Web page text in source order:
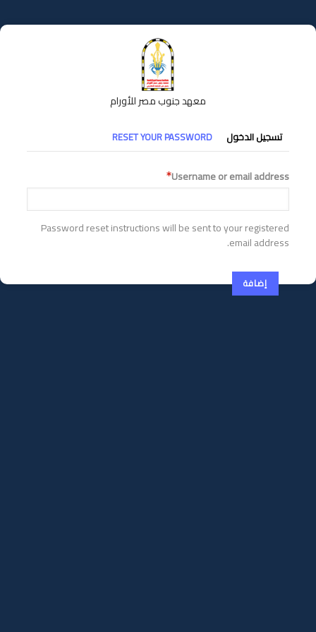
إلى
المحتوى
معهد جنوب مصر للأورام
التبويبات
الأساسية
تسجيل الدخول RESET YOUR PASSWORD
Username or email address
Password reset instructions will be sent to your registered
email address.